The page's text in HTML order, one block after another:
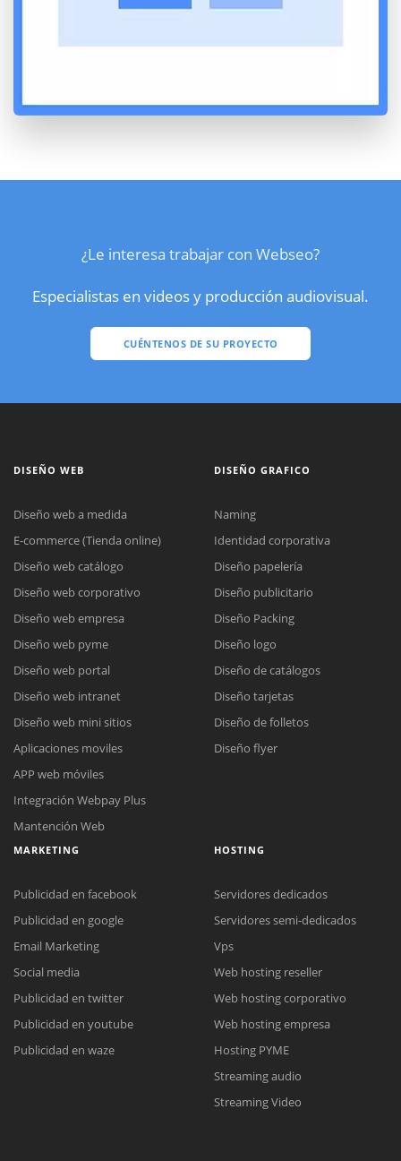
¿Le interesa trabajar con Webseo?
Especialistas en videos y producción audiovisual.
CUÉNTENOS DE SU PROYECTO
Reunión online
Nuestros ejecutivos le enviarán un correo electrónico con el enlace a
Cotización
Complete el formulario y nos contactaremos a la brevedad.
Chat Online
Todos nuestros ejecutivos están fuera de línea. Complete el formulario
para enviarnos un correo electrónico con sus datos personales.
DISEÑO WEB
Diseño web a medida
E-commerce (Tienda online)
Diseño web catálogo
Diseño web corporativo
Diseño web empresa
Diseño web pyme
Diseño web portal
Diseño web intranet
Diseño web mini sitios
Aplicaciones moviles
APP web móviles
Integración Webpay Plus
Mantención Web
DISEÑO GRAFICO
Naming
Identidad corporativa
Diseño papelería
Diseño publicitario
Diseño Packing
Diseño logo
Diseño de catálogos
Diseño tarjetas
Diseño de folletos
Diseño flyer
MARKETING
Publicidad en facebook
Publicidad en google
Email Marketing
Social media
Publicidad en twitter
Publicidad en youtube
Publicidad en waze
HOSTING
Servidores dedicados
Servidores semi-dedicados
Vps
Web hosting reseller
Web hosting corporativo
Web hosting empresa
Hosting PYME
Streaming audio
Streaming Video